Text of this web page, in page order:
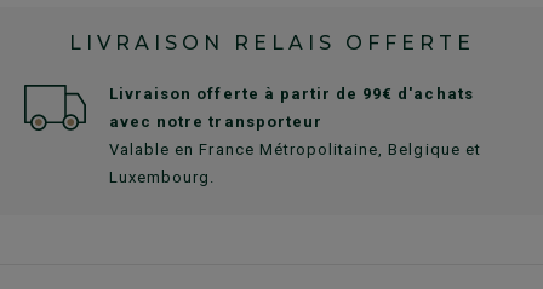
LIVRAISON RELAIS OFFERTE
Livraison offerte à partir de 99€ d'achats
avec notre transporteur
Valable en France Métropolitaine, Belgique et
Luxembourg.